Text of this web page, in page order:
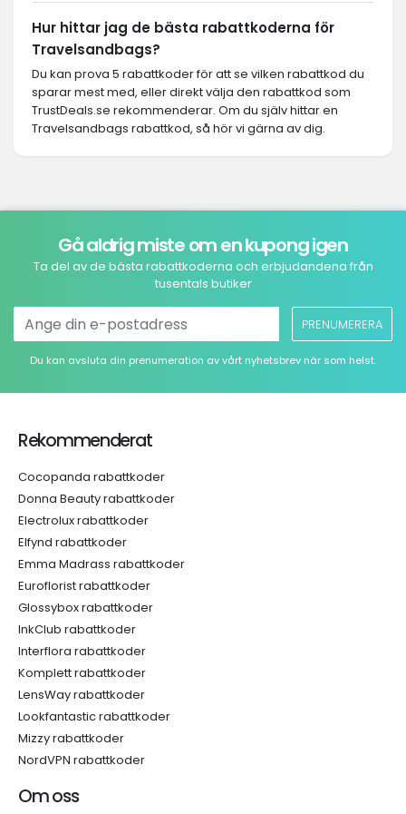
Hur hittar jag de bästa rabattkoderna för
Travelsandbags?
Du kan prova 5 rabattkoder för att se vilken rabattkod du
sparar mest med, eller direkt välja den rabattkod som
TrustDeals.se rekommenderar. Om du själv hittar en
Travelsandbags rabattkod, så hör vi gärna av dig.
Gå aldrig miste om en kupong igen
Ta del av de bästa rabattkoderna och erbjudandena från
tusentals butiker
PRENUMERERA
Du kan avsluta din prenumeration av vårt nyhetsbrev när som helst.
Rekommenderat
Cocopanda rabattkoder
Donna Beauty rabattkoder
Electrolux rabattkoder
Elfynd rabattkoder
Emma Madrass rabattkoder
Euroflorist rabattkoder
Glossybox rabattkoder
InkClub rabattkoder
Interflora rabattkoder
Komplett rabattkoder
LensWay rabattkoder
Lookfantastic rabattkoder
Mizzy rabattkoder
NordVPN rabattkoder
Om oss